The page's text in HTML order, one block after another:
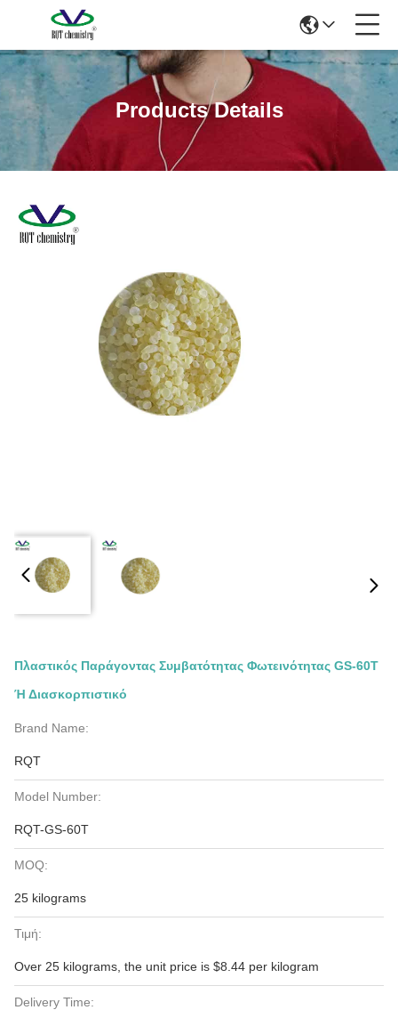
Products Details
Πλαστικός Παράγοντας Συμβατότητας Φωτεινότητας GS-60T
Ή Διασκορπιστικό
Brand Name:
RQT
Model Number:
RQT-GS-60T
MOQ:
25 kilograms
Τιμή:
Over 25 kilograms, the unit price is $8.44 per kilogram
Delivery Time: